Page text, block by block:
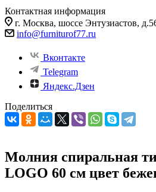
Контактная информация
г. Москва, шоссе Энтузиастов,
info@furniturof77.ru
Вконтакте
Telegram
Яндекс.Дзен
Поделиться
Молния спиральная
LOGO 60 см цвет